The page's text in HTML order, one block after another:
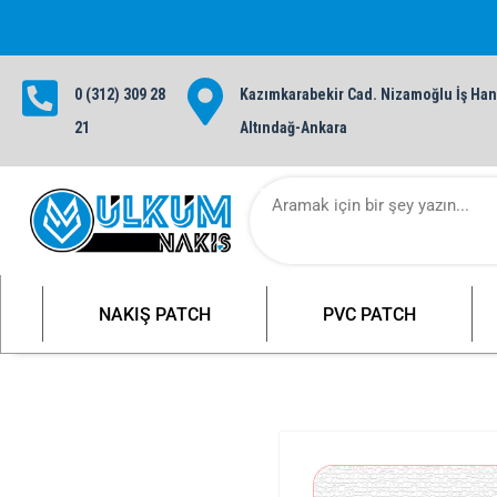
1000 TL ve üzeri siparişlerinizde
0 (312) 309 28
21
Kazımkarabekir Cad. Nizamoğlu İş
Altındağ-Ankara
NAKIŞ PATCH PVC PATCH